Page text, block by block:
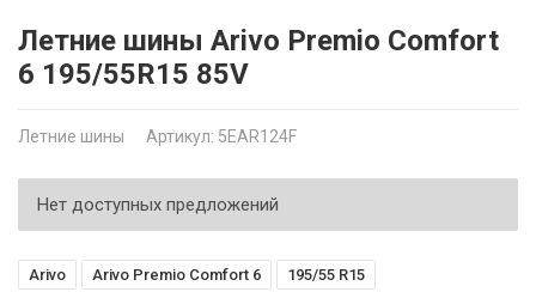
Летние шины Arivo Premio Comfort
6 195/55R15 85V
Летние шины Артикул: 5EAR124F
Нет доступных предложений
Arivo Arivo Premio Comfort 6
195/55 R15